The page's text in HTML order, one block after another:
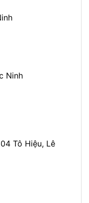
Ninh
Tô Hiệu, Lê